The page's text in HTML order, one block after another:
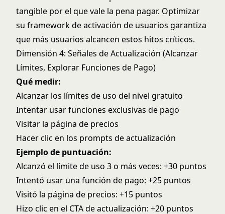
tangible por el que vale la pena pagar. Optimizar
su framework de activación de usuarios garantiza
que más usuarios alcancen estos hitos críticos.
Dimensión 4: Señales de Actualización (Alcanzar
Límites, Explorar Funciones de Pago)
Qué medir:
Alcanzar los límites de uso del nivel gratuito
Intentar usar funciones exclusivas de pago
Visitar la página de precios
Hacer clic en los prompts de actualización
Ejemplo de puntuación:
Alcanzó el límite de uso 3 o más veces: +30 puntos
Intentó usar una función de pago: +25 puntos
Visitó la página de precios: +15 puntos
Hizo clic en el CTA de actualización: +20 puntos